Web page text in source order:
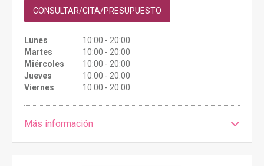
CONSULTAR/CITA/PRESUPUESTO
Lunes
10:00 - 20:00
Martes
10:00 - 20:00
Miércoles
10:00 - 20:00
Jueves
10:00 - 20:00
Viernes
10:00 - 20:00
Más información